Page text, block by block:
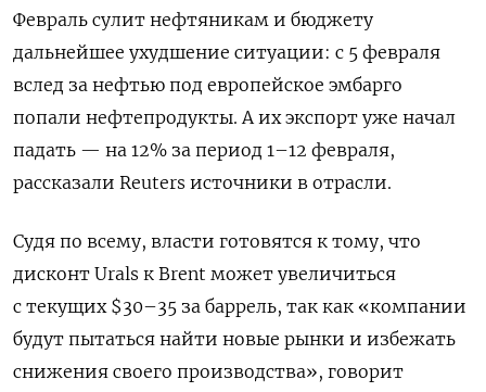
Февраль сулит нефтяникам и бюджету
дальнейшее ухудшение ситуации: с 5 февраля
вслед за нефтью под европейское эмбарго
попали нефтепродукты. А их экспорт уже начал
падать — на 12% за период 1–12 февраля,
рассказали Reuters источники в отрасли.
Судя по всему, власти готовятся к тому, что
дисконт Urals к Brent может увеличиться
с текущих $30–35 за баррель, так как «компании
будут пытаться найти новые рынки и избежать
снижения своего производства», говорит